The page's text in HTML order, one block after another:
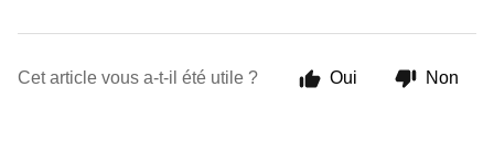
Cet article vous a-t-il été utile ? Oui Non